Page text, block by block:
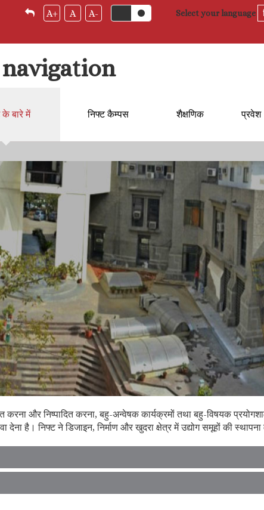
A+ A A-
Select your language
के बारे में निफ्ट कैम्‍पस शैक्षणिक प्रवेश
करना और निष्पादित करना, बहु-अन्वेषक कार्यक्रमों तथा बहु-विषयक
देना है। निफ्ट ने डिजाइन, निर्माण और खुदरा क्षेत्र में उद्योग समूहों की